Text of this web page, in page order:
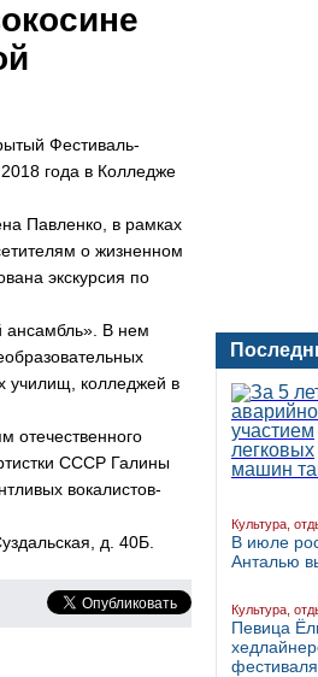
Фестиваль-
2018 года в Колледже
Павленко, в рамках
о жизненном
экскурсия по
ансамбль». В нем
училищ, колледжей в
отечественного
СССР Галины
вокалистов-
д. 40Б.
Культура,
В июле
Анталью
Культура,
Певица